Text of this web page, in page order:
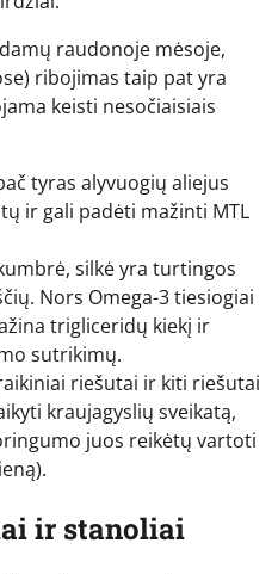
raudonoje mėsoje,
ribojimas taip pat yra
keisti nesočiaisiais
tyras alyvuogių aliejus
ir gali padėti mažinti MTL
silkė yra turtingos
Nors Omega-3 tiesiogiai
trigliceridų kiekį ir
sutrikimų.
riešutai ir kiti riešutai
kraujagyslių sveikatą,
juos reikėtų vartoti
ir stanoliai